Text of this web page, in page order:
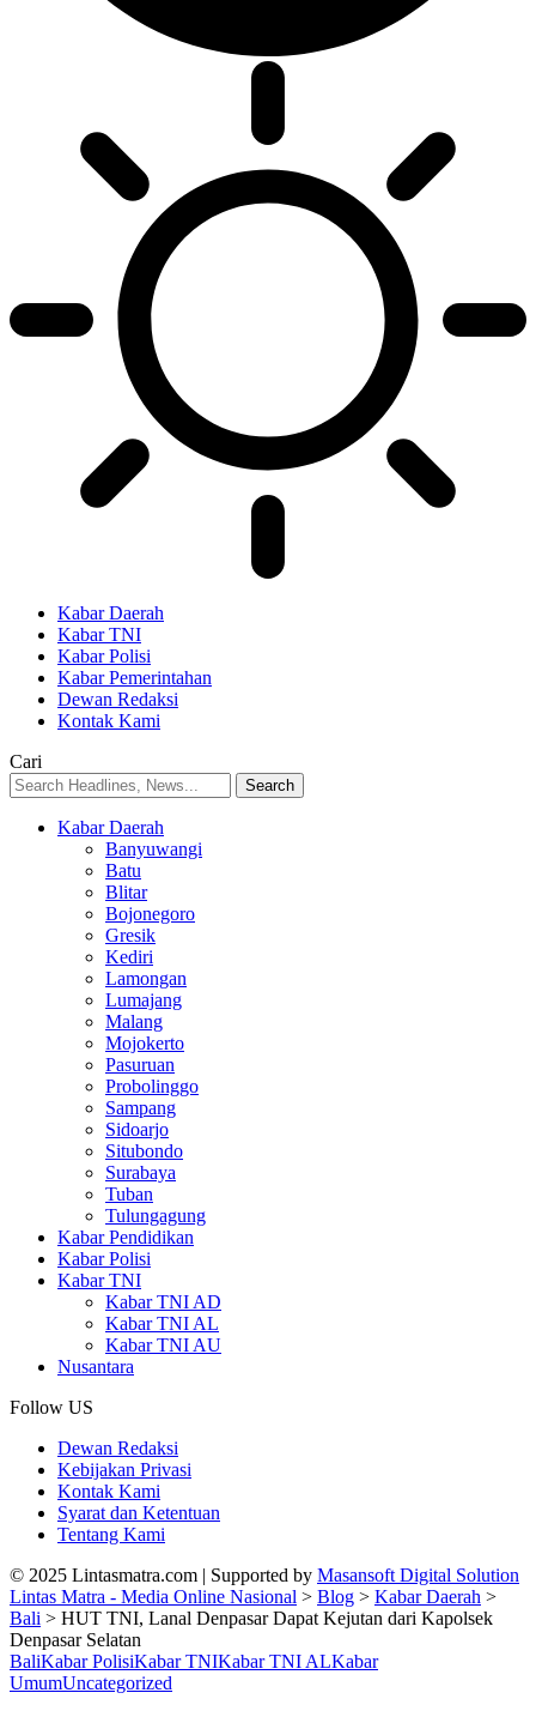
Kabar Daerah
Kabar TNI
Kabar Polisi
Kabar Pemerintahan
Dewan Redaksi
Kontak Kami
Cari
Kabar Daerah
Banyuwangi
Batu
Blitar
Bojonegoro
Gresik
Kediri
Lamongan
Lumajang
Malang
Mojokerto
Pasuruan
Probolinggo
Sampang
Sidoarjo
Situbondo
Surabaya
Tuban
Tulungagung
Kabar Pendidikan
Kabar Polisi
Kabar TNI
Kabar TNI AD
Kabar TNI AL
Kabar TNI AU
Nusantara
Follow US
Dewan Redaksi
Kebijakan Privasi
Kontak Kami
Syarat dan Ketentuan
Tentang Kami
© 2025 Lintasmatra.com | Supported by Masansoft Digital Solution
Lintas Matra - Media Online Nasional > Blog > Kabar Daerah >
Bali > HUT TNI, Lanal Denpasar Dapat Kejutan dari Kapolsek
Denpasar Selatan
BaliKabar PolisiKabar TNIKabar TNI ALKabar
UmumUncategorized